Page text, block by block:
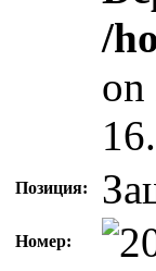
/
on
Позиция:
Номер: